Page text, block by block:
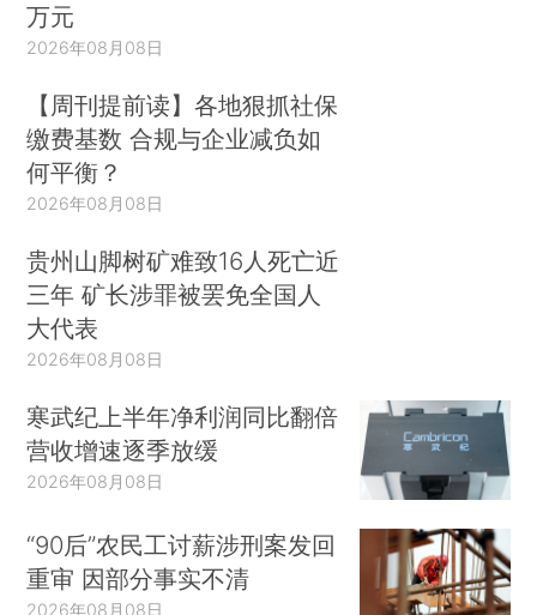
万元
2026年08月08日
【周刊提前读】各地狠抓社保
缴费基数 合规与企业减负如
何平衡？
2026年08月08日
贵州山脚树矿难致16人死亡近
三年 矿长涉罪被罢免全国人
大代表
2026年08月08日
寒武纪上半年净利润同比翻倍
营收增速逐季放缓
2026年08月08日
“90后”农民工讨薪涉刑案发回
重审 因部分事实不清
2026年08月08日